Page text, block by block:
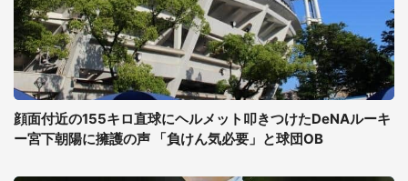
顔面付近の155キロ直球にヘルメット叩きつけたDeNAルーキ
ー宮下朝陽に擁護の声 「負けん気必要」と球団OB